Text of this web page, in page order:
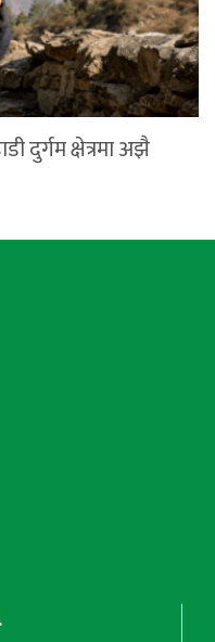
दुर्गम क्षेत्रमा अझै